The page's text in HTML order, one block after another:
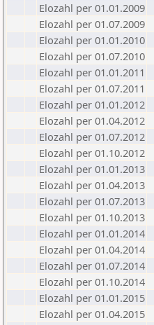
Elozahl per 01.01.2009
Elozahl per 01.07.2009
Elozahl per 01.01.2010
Elozahl per 01.07.2010
Elozahl per 01.01.2011
Elozahl per 01.07.2011
Elozahl per 01.01.2012
Elozahl per 01.04.2012
Elozahl per 01.07.2012
Elozahl per 01.10.2012
Elozahl per 01.01.2013
Elozahl per 01.04.2013
Elozahl per 01.07.2013
Elozahl per 01.10.2013
Elozahl per 01.01.2014
Elozahl per 01.04.2014
Elozahl per 01.07.2014
Elozahl per 01.10.2014
Elozahl per 01.01.2015
Elozahl per 01.04.2015